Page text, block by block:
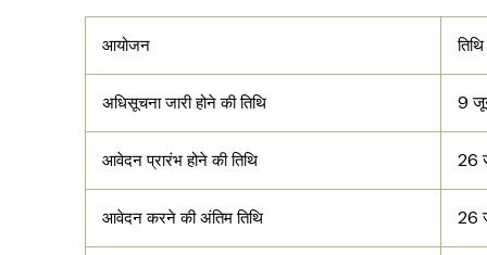
आयोजन तिथि
अधिसूचना जारी होने की तिथि 9
आवेदन प्रारंभ होने की तिथि 26
आवेदन करने की अंतिम तिथि 26